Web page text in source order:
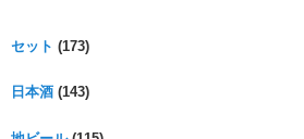
セット (173)
日本酒 (143)